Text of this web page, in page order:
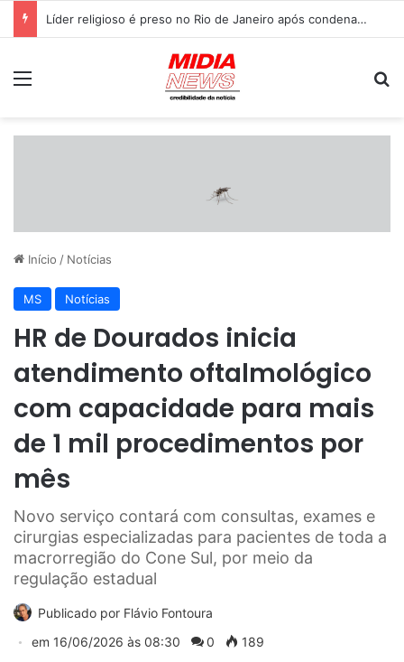
Líder religioso é preso no Rio de Janeiro após condenação por abusos sexuais contra fiéis
Início / Notícias
MS Notícias
HR de Dourados inicia
atendimento oftalmológico
com capacidade para mais
de 1 mil procedimentos por
mês
Novo serviço contará com consultas, exames e
cirurgias especializadas para pacientes de toda a
macrorregião do Cone Sul, por meio da
regulação estadual
Publicado por Flávio Fontoura
em 16/06/2026 às 08:30 0
189